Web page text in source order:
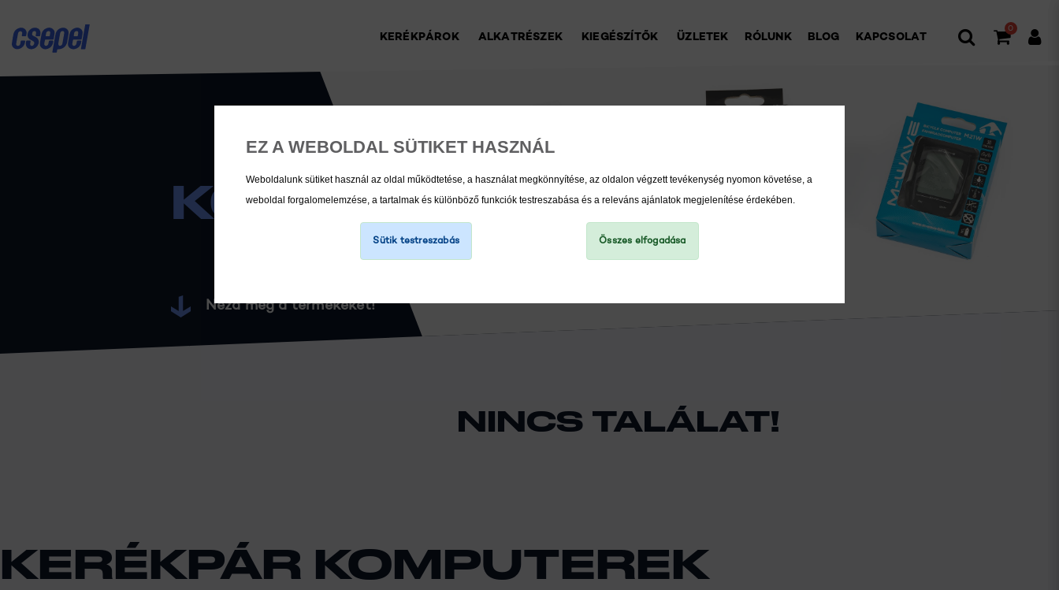
EZ A WEBOLDAL SÜTIKET HASZNÁL
Weboldalunk sütiket használ az oldal működtetése, a használat megkönnyítése, az oldalon végzett tevékenység nyomon követése, a
weboldal forgalomelemzése, a tartalmak és különböző funkciók testreszabása és a releváns ajánlatok megjelenítése érdekében.
Sütik testreszabás Összes elfogadása
0
KERÉKPÁROK ALKATRÉSZEK KIEGÉSZÍTŐK ÜZLETEK RÓLUNK BLOG KAPCSOLAT
KOMPUTEREK
Nézd meg a termékeket!
NINCS TALÁLAT!
KERÉKPÁR KOMPUTEREK